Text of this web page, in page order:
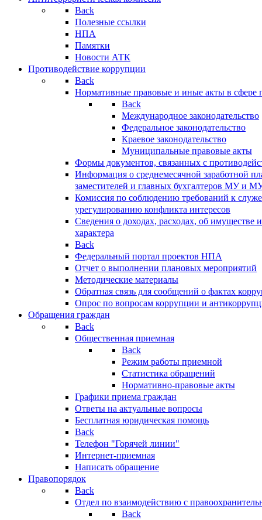
Back
Полезные ссылки
НПА
Памятки
Новости АТК
Противодействие коррупции
Back
Нормативные правовые и иные акты в сфере
Back
Международное законодательство
Федеральное законодательство
Краевое законодательство
Муниципальные правовые акты
Формы документов, связанных с
Информация о среднемесячной заработной
заместителей и главных бухгалтеров МУ и
Комиссия по соблюдению требований к
урегулированию конфликта интересов
Сведения о доходах, расходах, об имуществе
характера
Back
Федеральный портал проектов НПА
Отчет о выполнении плановых мероприятий
Методические материалы
Обратная связь для сообщений о фактах
Опрос по вопросам коррупции и
Обращения граждан
Back
Общественная приемная
Back
Режим работы приемной
Статистика обращений
Нормативно-правовые акты
Графики приема граждан
Ответы на актуальные вопросы
Бесплатная юридическая помощь
Back
Телефон "Горячей линии"
Интернет-приемная
Написать обращение
Правопорядок
Back
Отдел по взаимодействию с
Back